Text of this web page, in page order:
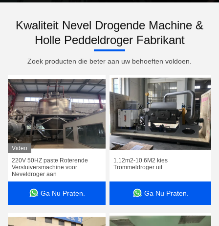
Kwaliteit Nevel Drogende Machine &
Holle Peddeldroger Fabrikant
Zoek producten die beter aan uw behoeften voldoen.
Video
220V 50HZ paste Roterende
Verstuiversmachine voor
Neveldroger aan
Ga Nu Praten.
1.12m2-10.6M2 kies
Trommeldroger uit
Ga Nu Praten.